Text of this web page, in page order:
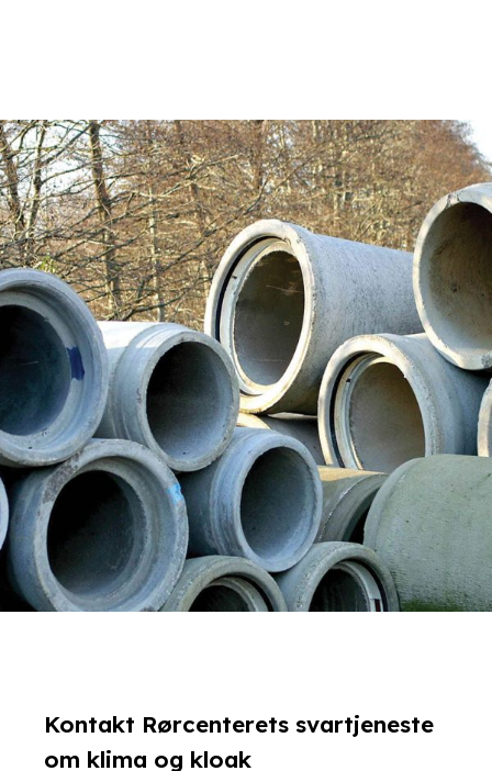
Kontakt Rørcenterets svartjeneste
om klima og kloak